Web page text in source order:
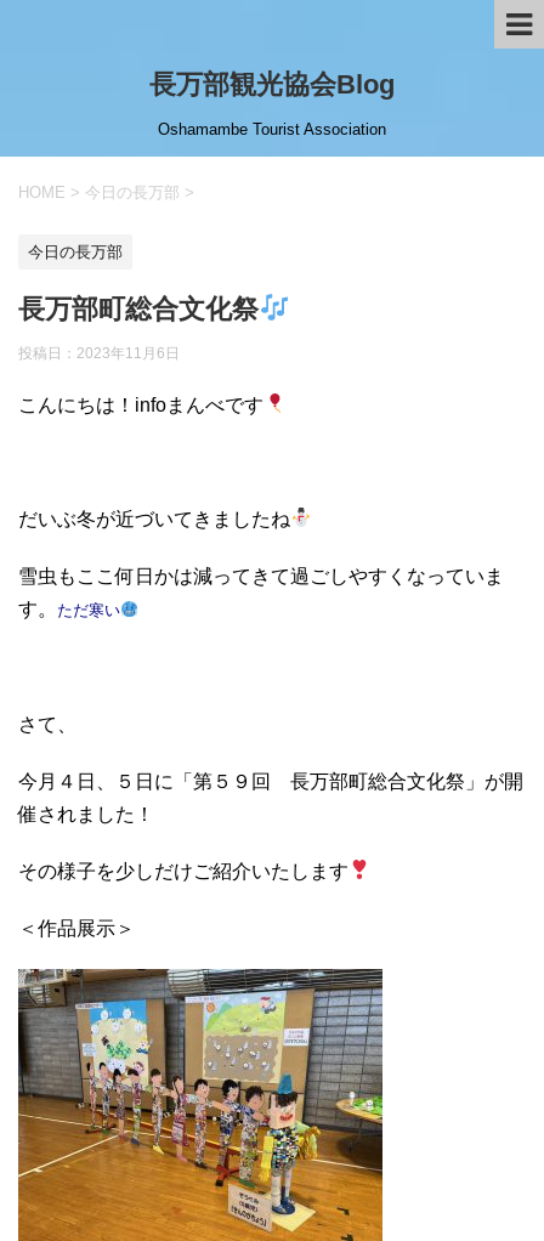
長万部観光協会Blog
Oshamambe Tourist Association
HOME > 今日の長万部 >
今日の長万部
長万部町総合文化祭
投稿日： 2023年11月6日
こんにちは！infoまんべです
だいぶ冬が近づいてきましたね
雪虫もここ何日かは減ってきて過ごしやすくなっていま
す。
ただ寒い
さて、
今月４日、５日に「第５９回 長万部町総合文化祭」が開
催されました！
その様子を少しだけご紹介いたします
＜作品展示＞